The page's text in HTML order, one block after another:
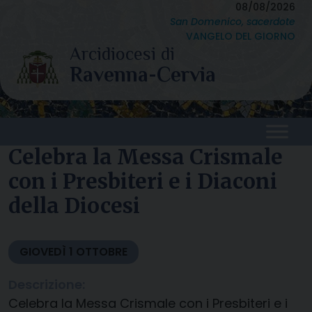
content
08/08/2026
San Domenico, sacerdote
VANGELO DEL GIORNO
Celebra la Messa Crismale
con i Presbiteri e i Diaconi
della Diocesi
GIOVEDÌ 1 OTTOBRE
Celebra la Messa Crismale con i Presbiteri e i